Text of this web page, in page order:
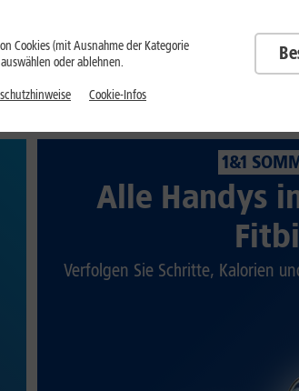
Laptops
1&1
Alle Handys
Verfolgen Sie Schritte, Kalorien
Cookies (mit Ausnahme der Kategorie
oder ablehnen.
Cookie-Infos